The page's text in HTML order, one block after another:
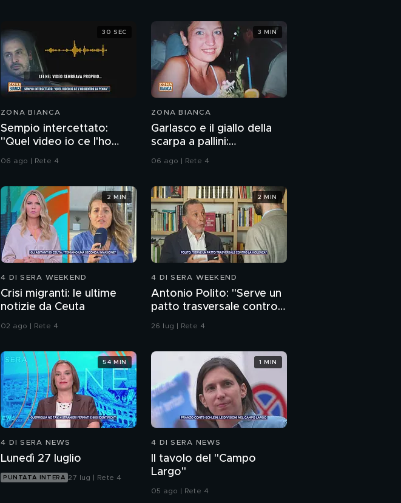
ZONA BIANCA
Sempio intercettato:
"Quel video io ce l'ho
dentro la penna"
06 ago | Rete 4
30 SEC
ZONA BIANCA
Garlasco e il giallo della
scarpa a pallini:
compatibile col piede di
06 ago | Rete 4
3 MIN
4 DI SERA WEEKEND
Crisi migranti: le ultime
notizie da Ceuta
02 ago | Rete 4
2 MIN
4 DI SERA WEEKEND
Antonio Polito: "Serve un
patto trasversale contro
la violenza"
26 lug | Rete 4
2 MIN
4 DI SERA NEWS
Lunedì 27 luglio
PUNTATA INTERA 27 lug | Rete 4
54 MIN
4 DI SERA NEWS
Il tavolo del "Campo
Largo"
05 ago | Rete 4
1 MIN